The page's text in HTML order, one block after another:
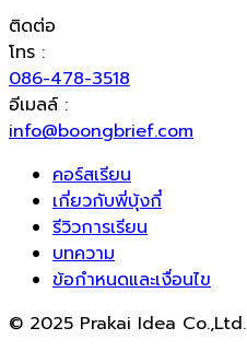
ติดต่อ
โทร :
086-478-3518
อีเมลล์ :
info@boongbrief.com
คอร์สเรียน
เกี่ยวกับพี่บุ้งกี๋
รีวิวการเรียน
บทความ
ข้อกำหนดและเงื่อนไข
© 2025 Prakai Idea Co.,Ltd.